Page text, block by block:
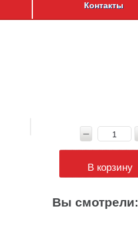
Контакты
В корзину
Вы смотрели: